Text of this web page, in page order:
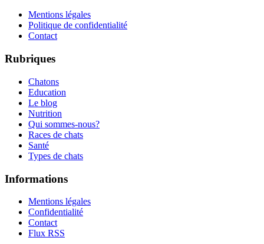
Mentions légales
Politique de confidentialité
Contact
Rubriques
Chatons
Education
Le blog
Nutrition
Qui sommes-nous?
Races de chats
Santé
Types de chats
Informations
Mentions légales
Confidentialité
Contact
Flux RSS